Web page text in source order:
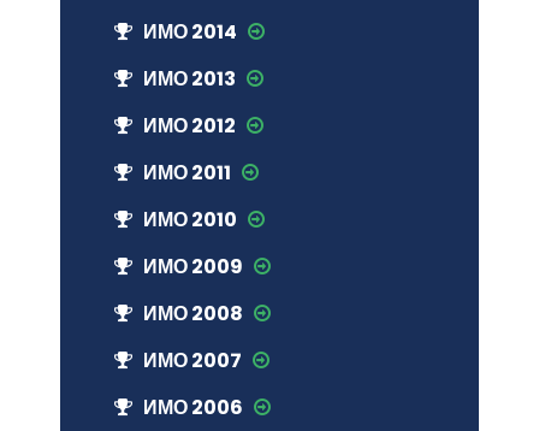
ИМО 2014
ИМО 2013
ИМО 2012
ИМО 2011
ИМО 2010
ИМО 2009
ИМО 2008
ИМО 2007
ИМО 2006